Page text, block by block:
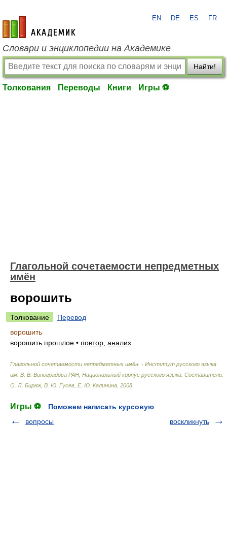
academic.ru
EN DE ES FR
Словари и энциклопедии на Академике
Найти!
Толкования Переводы Книги Игры ⚽
Глагольной сочетаемости непредметных
имён
ворошить
Толкование
Перевод
ворошить
ворошить прошлое • повтор анализ
Глагольной сочетаемости непредметных имён. - Институт русского языка
им. В. В. Виноградова РАН, Национальный корпус русского языка Составители:
О. Л. Бирюк, В. Ю. Гусев, Е. Ю. Калинина 2008
Игры ⚽
Поможем написать курсовую
вопросы
воскликнуть